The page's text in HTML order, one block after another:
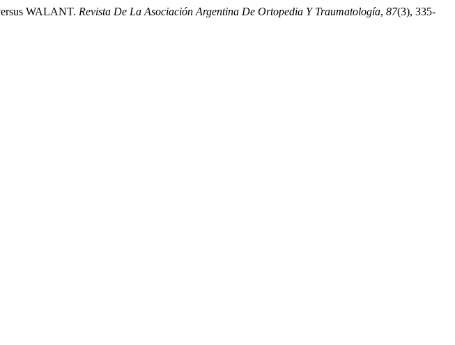
WALANT. Revista De La Asociación Argentina De Ortopedia Y Traumatología, 87(3), 335-